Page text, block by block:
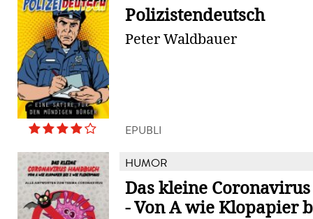
Polizistendeutsch
Peter Waldbauer
EPUBLI
HUMOR
Das kleine
- Von A wie Klopapier